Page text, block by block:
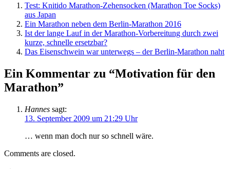
Test: Knitido Marathon-Zehensocken (Marathon Toe Socks)
aus Japan
Ein Marathon neben dem Berlin-Marathon 2016
Ist der lange Lauf in der Marathon-Vorbereitung durch zwei
kurze, schnelle ersetzbar?
Das Eisenschwein war unterwegs – der Berlin-Marathon naht
Ein Kommentar zu “Motivation für den
Marathon”
Hannes sagt:
13. September 2009 um 21:29 Uhr
… wenn man doch nur so schnell wäre.
Comments are closed.